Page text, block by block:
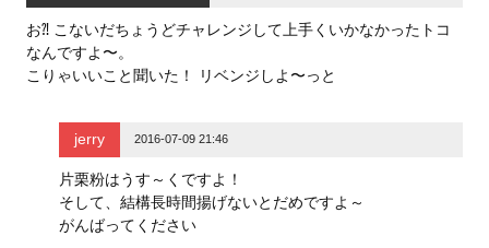
お⁈ こないだちょうどチャレンジして上手くいかなかったトコ
なんですよ〜。
こりゃいいこと聞いた！ リベンジしよ〜っと
jerry 2016-07-09 21:46
片栗粉はうす～くですよ！
そして、結構長時間揚げないとだめですよ～
がんばってください